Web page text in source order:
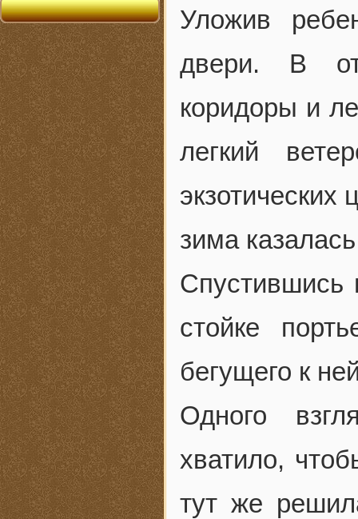
Уложив
двери. В
коридоры и
легкий
экзотических
зима
Спустившись
стойке
бегущего к
Одного
хватило,
тут же